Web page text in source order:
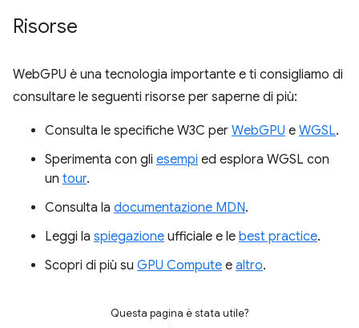
Risorse
WebGPU è una tecnologia importante e ti consigliamo di
consultare le seguenti risorse per saperne di più:
Consulta le specifiche W3C per WebGPU e WGSL.
Sperimenta con gli esempi ed esplora WGSL con
un tour.
Consulta la documentazione MDN.
Leggi la spiegazione ufficiale e le best practice.
Scopri di più su GPU Compute e altro.
Questa pagina è stata utile?